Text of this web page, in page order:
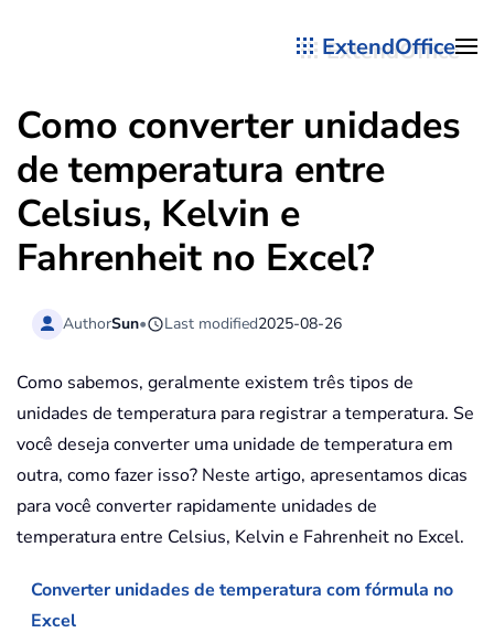
ExtendOffice
Como converter unidades
de temperatura entre
Celsius, Kelvin e
Fahrenheit no Excel?
AuthorSun• Last modified2025-08-26
Como sabemos, geralmente existem três tipos de
unidades de temperatura para registrar a temperatura. Se
você deseja converter uma unidade de temperatura em
outra, como fazer isso? Neste artigo, apresentamos dicas
para você converter rapidamente unidades de
temperatura entre Celsius, Kelvin e Fahrenheit no Excel.
Converter unidades de temperatura com fórmula no
Excel